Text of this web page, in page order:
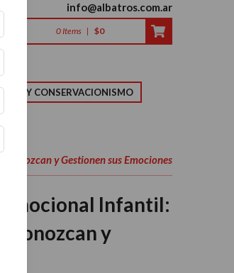
info@albatros.com.ar
0 Items | $0
Y CONSERVACIONISMO
y Gestionen sus Emociones
Infantil:
Conozcan y